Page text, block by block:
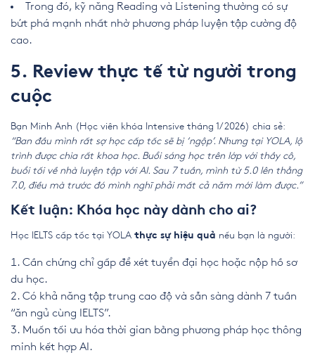
Trong đó, kỹ năng Reading và Listening thường có sự
bứt phá mạnh nhất nhờ phương pháp luyện tập cường độ
cao.
5. Review thực tế từ người trong
cuộc
Bạn Minh Anh (Học viên khóa Intensive tháng 1/2026) chia sẻ:
“Ban đầu mình rất sợ học cấp tốc sẽ bị ‘ngộp’. Nhưng tại YOLA, lộ
trình được chia rất khoa học. Buổi sáng học trên lớp với thầy cô,
buổi tối về nhà luyện tập với AI. Sau 7 tuần, mình từ 5.0 lên thẳng
7.0, điều mà trước đó mình nghĩ phải mất cả năm mới làm được.”
Kết luận: Khóa học này dành cho ai?
Học IELTS cấp tốc tại YOLA thực sự hiệu quả nếu bạn là người:
Cần chứng chỉ gấp để xét tuyển đại học hoặc nộp hồ sơ
du học.
Có khả năng tập trung cao độ và sẵn sàng dành 7 tuần
“ăn ngủ cùng IELTS”.
Muốn tối ưu hóa thời gian bằng phương pháp học thông
minh kết hợp AI.